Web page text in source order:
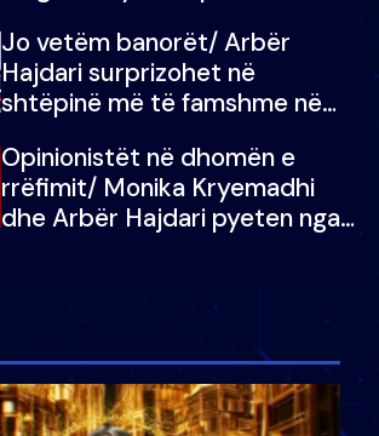
çoja luftën time deri në fund
Jo vetëm banorët/ Arbër
Hajdari surprizohet në
shtëpinë më të famshme në
vajzën e tij
Opinionistët në dhomën e
rrëfimit/ Monika Kryemadhi
dhe Arbër Hajdari pyeten nga